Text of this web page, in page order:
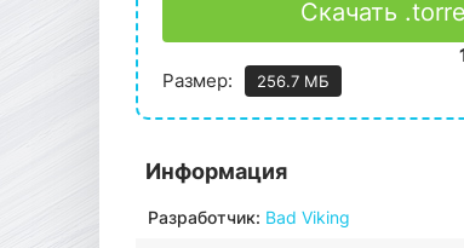
Скачать
Размер:
256.7 МБ
Информация
Разработчик: Bad Viking